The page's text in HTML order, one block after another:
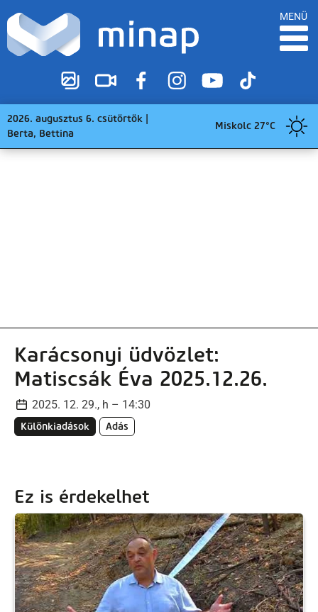
MENÜ
2026. augusztus 6. csütörtök |
Berta, Bettina
Miskolc 27°C
Karácsonyi üdvözlet:
Matiscsák Éva 2025.12.26.
2025. 12. 29., h – 14:30
Különkiadások Adás
Ez is érdekelhet